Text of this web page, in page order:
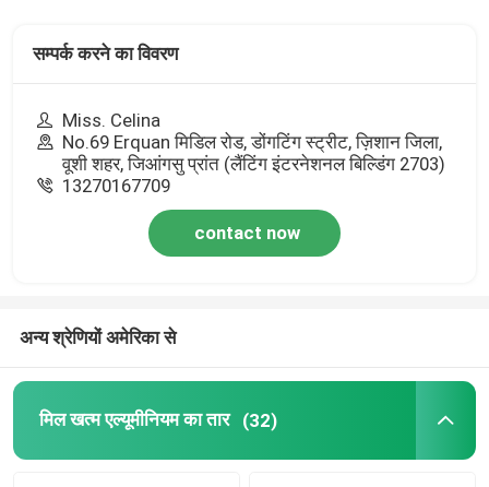
सम्पर्क करने का विवरण
Miss. Celina
No.69 Erquan मिडिल रोड, डोंगटिंग स्ट्रीट, ज़िशान जिला,
वूशी शहर, जिआंगसु प्रांत (लैंटिंग इंटरनेशनल बिल्डिंग 2703)
13270167709
contact now
अन्य श्रेणियों अमेरिका से
मिल खत्म एल्यूमीनियम का तार (32)